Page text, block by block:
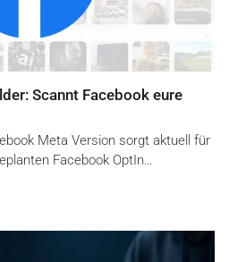
Scannt Facebook eure
Meta Version sorgt aktuell für
Facebook OptIn…